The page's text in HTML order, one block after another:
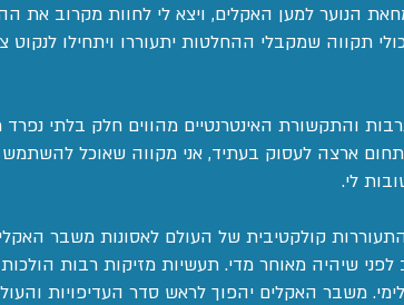
הנוער למען האקלים, ויצא לי לחוות מקרוב את
תקווה שמקבלי ההחלטות יתעוררו ויתחילו לנקוט
והתקשורת האינטרנטיים מהווים חלק בלתי
ארצה לעסוק בעתיד, אני מקווה שאוכל להשתמש
לי.
התעוררות קולקטיבית של העולם לאסונות משבר
שיהיה מאוחר מדי. תעשיות מזיקות רבות הולכות
משבר האקלים יהפוך לראש סדר העדיפויות